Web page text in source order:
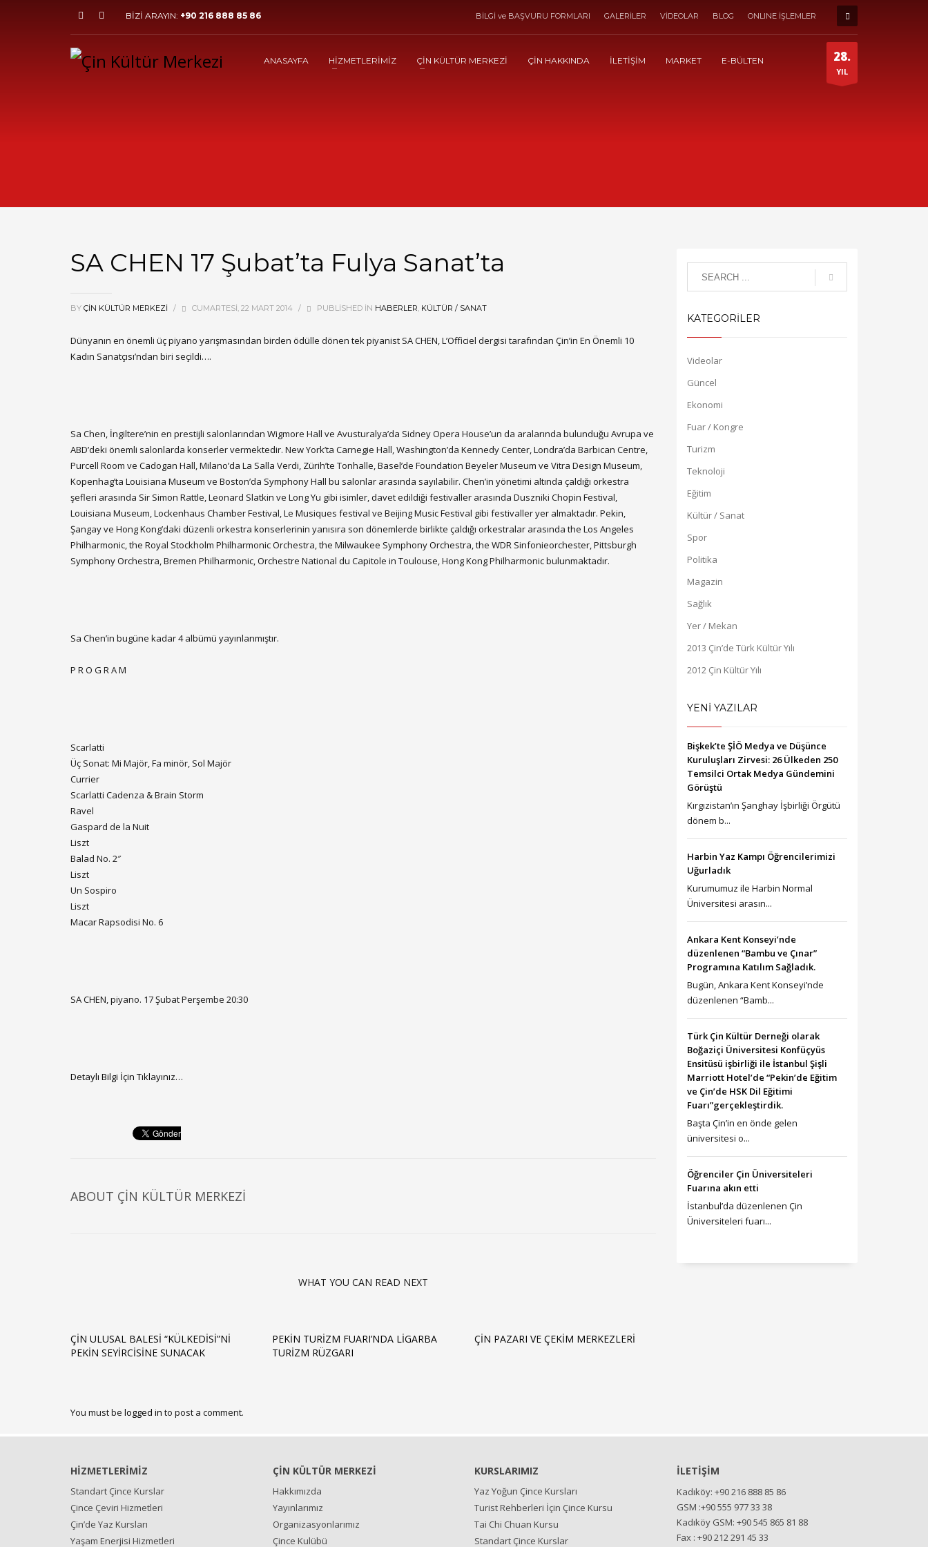
BİZİ ARAYIN: +90 216 888 85 86 BİLGİ ve BAŞVURU FORMLARI GALERİLER VİDEOLAR BLOG ONLINE İŞLEMLER
ANASAYFA HİZMETLERİMİZ ÇİN KÜLTÜR MERKEZİ ÇİN HAKKINDA İLETİŞİM MARKET E-BÜLTEN 28.
YIL
SA CHEN 17 Şubat’ta Fulya Sanat’ta
BY ÇIN KÜLTÜR MERKEZI / CUMARTESI, 22 MART 2014 / PUBLISHED IN HABERLER, KÜLTÜR / SANAT
Dünyanın en önemli üç piyano yarışmasından birden ödülle dönen tek piyanist SA CHEN, L’Officiel dergisi tarafından Çin’in En Önemli 10
Kadın Sanatçısı’ndan biri seçildi….
Sa Chen, İngiltere’nin en prestijli salonlarından Wigmore Hall ve Avusturalya’da Sidney Opera House’un da aralarında bulunduğu Avrupa ve
ABD’deki önemli salonlarda konserler vermektedir. New York’ta Carnegie Hall, Washington’da Kennedy Center, Londra’da Barbican Centre,
Purcell Room ve Cadogan Hall, Milano’da La Salla Verdi, Zürih’te Tonhalle, Basel’de Foundation Beyeler Museum ve Vitra Design Museum,
Kopenhag’ta Louisiana Museum ve Boston’da Symphony Hall bu salonlar arasında sayılabilir. Chen’in yönetimi altında çaldığı orkestra
şefleri arasında Sir Simon Rattle, Leonard Slatkin ve Long Yu gibi isimler, davet edildiği festivaller arasında Duszniki Chopin Festival,
Louisiana Museum, Lockenhaus Chamber Festival, Le Musiques festival ve Beijing Music Festival gibi festivaller yer almaktadır. Pekin,
Şangay ve Hong Kong’daki düzenli orkestra konserlerinin yanısıra son dönemlerde birlikte çaldığı orkestralar arasında the Los Angeles
Philharmonic, the Royal Stockholm Philharmonic Orchestra, the Milwaukee Symphony Orchestra, the WDR Sinfonieorchester, Pittsburgh
Symphony Orchestra, Bremen Philharmonic, Orchestre National du Capitole in Toulouse, Hong Kong Philharmonic bulunmaktadır.
Sa Chen’in bugüne kadar 4 albümü yayınlanmıştır.
P R O G R A M
Scarlatti
Üç Sonat: Mi Majör, Fa minör, Sol Majör
Currier
Scarlatti Cadenza & Brain Storm
Ravel
Gaspard de la Nuit
Liszt
Balad No. 2″
Liszt
Un Sospiro
Liszt
Macar Rapsodisi No. 6
SA CHEN, piyano. 17 Şubat Perşembe 20:30
Detaylı Bilgi İçin Tıklayınız…
ABOUT ÇIN KÜLTÜR MERKEZI
WHAT YOU CAN READ NEXT
ÇIN ULUSAL BALESI “KÜLKEDISI”NI
PEKIN SEYIRCISINE SUNACAK
PEKIN TURIZM FUARI’NDA LIGARBA
TURIZM RÜZGARI
ÇIN PAZARI VE ÇEKIM MERKEZLERI
You must be logged in to post a comment.
KATEGORİLER
Videolar
Güncel
Ekonomi
Fuar / Kongre
Turizm
Teknoloji
Eğitim
Kültür / Sanat
Spor
Politika
Magazin
Sağlık
Yer / Mekan
2013 Çin’de Türk Kültür Yılı
2012 Çin Kültür Yılı
YENİ YAZILAR
Bişkek’te ŞİÖ Medya ve Düşünce
Kuruluşları Zirvesi: 26 Ülkeden 250
Temsilci Ortak Medya Gündemini
Görüştü
Kırgızistan’ın Şanghay İşbirliği Örgütü
dönem b...
Harbin Yaz Kampı Öğrencilerimizi
Uğurladık
Kurumumuz ile Harbin Normal
Üniversitesi arasın...
Ankara Kent Konseyi’nde
düzenlenen “Bambu ve Çınar”
Programına Katılım Sağladık.
Bugün, Ankara Kent Konseyi’nde
düzenlenen “Bamb...
Türk Çin Kültür Derneği olarak
Boğaziçi Üniversitesi Konfüçyüs
Ensitüsü işbirliği ile İstanbul Şişli
Marriott Hotel’de “Pekin’de Eğitim
ve Çin’de HSK Dil Eğitimi
Fuarı”gerçekleştirdik.
Başta Çin’in en önde gelen
üniversitesi o...
Öğrenciler Çin Üniversiteleri
Fuarına akın etti
İstanbul’da düzenlenen Çin
Üniversiteleri fuarı...
HİZMETLERİMİZ
Standart Çince Kurslar
Çince Çeviri Hizmetleri
Çin’de Yaz Kursları
Yaşam Enerjisi Hizmetleri
ÇİN KÜLTÜR MERKEZİ
Hakkımızda
Yayınlarımız
Organizasyonlarımız
Çince Kulübü
KURSLARIMIZ
Yaz Yoğun Çince Kursları
Turist Rehberleri İçin Çince Kursu
Tai Chi Chuan Kursu
Standart Çince Kurslar
İLETİŞİM
Kadıköy: +90 216 888 85 86
GSM :+90 555 977 33 38
Kadıköy GSM: +90 545 865 81 88
Fax : +90 212 291 45 33